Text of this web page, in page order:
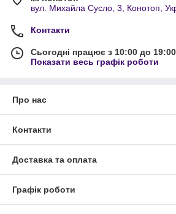
вул. Михайла Сусло, 3, Конотоп,
Контакти
Сьогодні працює з 10:00 до 19:00
Показати весь графік роботи
Про нас
Контакти
Доставка та оплата
Графік роботи